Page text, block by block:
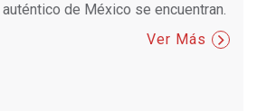
de México se encuentran.
Ver Más